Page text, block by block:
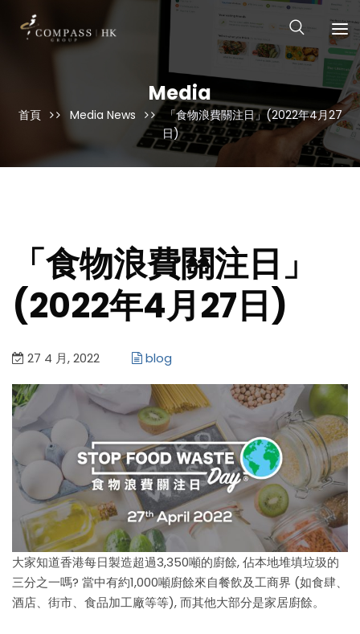
Media
首頁 Media News
「食物浪費關注日」(2022年4月27
日)
「食物浪費關注日」
(2022年4月27日)
27 4 月, 2022 blog
大家知道香港每日製造超過3,350噸的廚餘, 佔本地堆填垃圾的
三分之一嗎? 當中有約1,000噸廚餘來自餐飲及工商界 (如食肆、
酒店、街市、食品加工廠等等), 而其他大部分是家居廚餘。